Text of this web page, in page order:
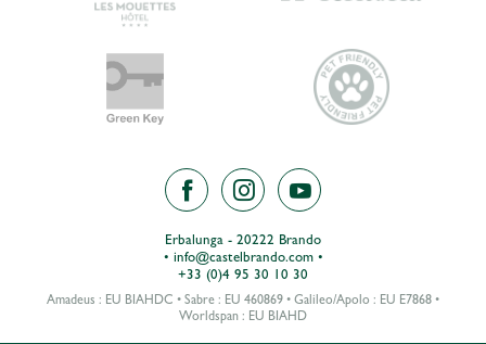
Erbalunga - 20222 Brando
• info@castelbrando.com•
+33 (0)4 95 30 10 30
Amadeus : EU BIAHDC • Sabre : EU 460869 • Galileo/Apolo : EU E7868 •
Worldspan : EU BIAHD